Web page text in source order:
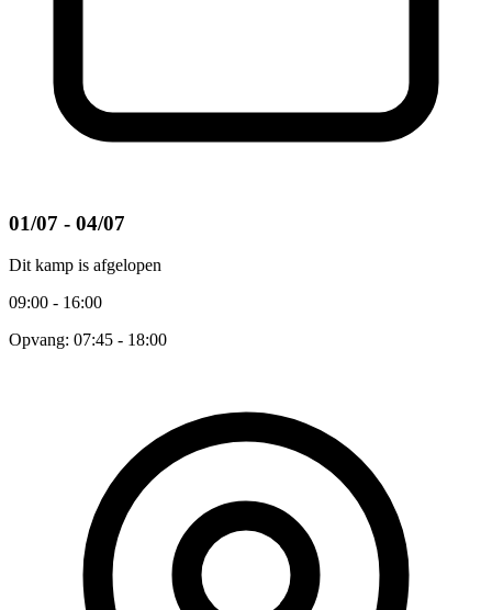
01/07 - 04/07
Dit kamp is afgelopen
09:00 - 16:00
Opvang: 07:45 - 18:00